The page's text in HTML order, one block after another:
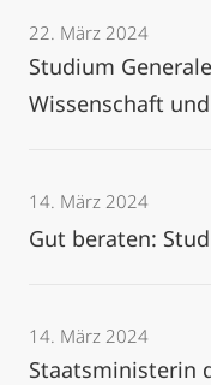
22. März 2024
Studium
Wissenschaft
14. März 2024
Gut beraten:
14. März 2024
Staatsministerin